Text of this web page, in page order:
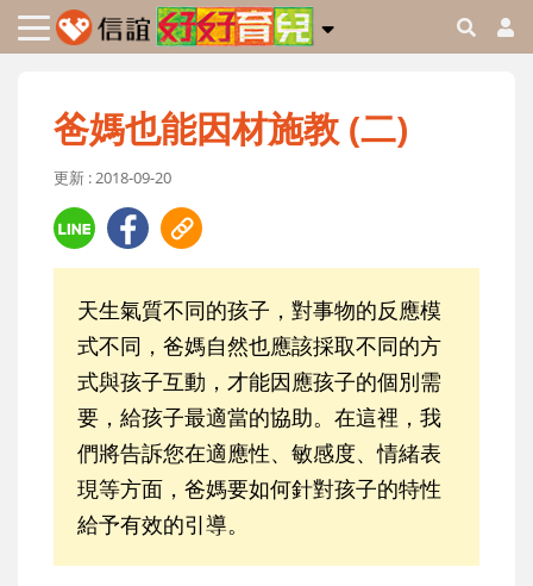
爸媽也能因材施教 (二)
更新 : 2018-09-20
天生氣質不同的孩子，對事物的反應模
式不同，爸媽自然也應該採取不同的方
式與孩子互動，才能因應孩子的個別需
要，給孩子最適當的協助。在這裡，我
們將告訴您在適應性、敏感度、情緒表
現等方面，爸媽要如何針對孩子的特性
給予有效的引導。